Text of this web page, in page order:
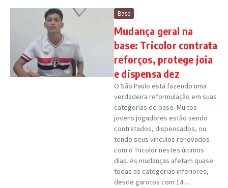
Base
Mudança geral na
base: Tricolor contrata
reforços, protege joia
e dispensa dez
O São Paulo está fazendo uma
verdadeira reformulação em suas
categorias de base. Muitos
jovens jogadores estão sendo
contratados, dispensados, ou
tendo seus vínculos renovados
com o Tricolor nestes últimos
dias. As mudanças afetam quase
todas as categorias inferiores,
desde garotos com 14 ...